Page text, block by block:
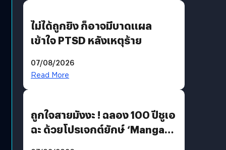
ไม่ได้ถูกยิง ก็อาจมีบาดแผล
เข้าใจ PTSD หลังเหตุร้าย
07/08/2026
Read More
ถูกใจสายมังงะ ! ฉลอง 100 ปีชูเอ
ฉะ ด้วยโปรเจกต์ยักษ์ ‘Manga